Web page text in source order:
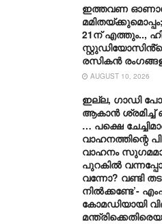
ഇത്തവണ
21ന് എത്തും..,
രസികൻ
AUGUST 10, 2026
ഇല്ല, ​ഗാഡി
ആകാൻ ശ്രമിച്ച്
… പക്ഷെ
വാഹനത്തിന്റെ
വാഹനം
പുറകിൽ
വന്നോ? വണ്ടി
നിൽക്കണ്ടേ’-
കോമഡിയായി